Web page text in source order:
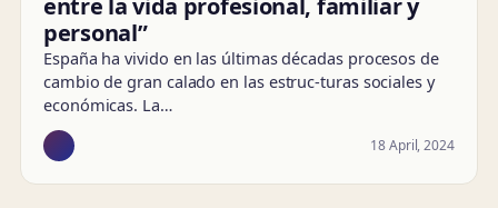
entre la vida profesional, familiar y
personal”
España ha vivido en las últimas décadas procesos de
cambio de gran calado en las estruc-turas sociales y
económicas. La…
18 April, 2024